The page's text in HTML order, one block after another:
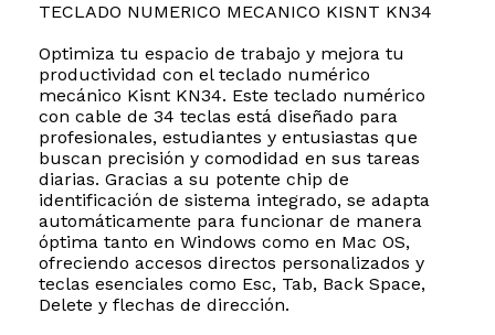
TECLADO NUMERICO MECANICO KISNT KN34
Optimiza tu espacio de trabajo y mejora tu
productividad con el teclado numérico
mecánico Kisnt KN34. Este teclado numérico
con cable de 34 teclas está diseñado para
profesionales, estudiantes y entusiastas que
buscan precisión y comodidad en sus tareas
diarias. Gracias a su potente chip de
identificación de sistema integrado, se adapta
automáticamente para funcionar de manera
óptima tanto en Windows como en Mac OS,
ofreciendo accesos directos personalizados y
teclas esenciales como Esc, Tab, Back Space,
Delete y flechas de dirección.